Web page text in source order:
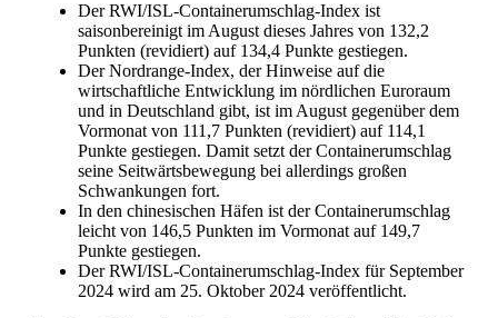
Der RWI/ISL-Containerumschlag-Index ist
saisonbereinigt im August dieses Jahres von 132,2
Punkten (revidiert) auf 134,4 Punkte gestiegen.
Der Nordrange-Index, der Hinweise auf die
wirtschaftliche Entwicklung im nördlichen Euroraum
und in Deutschland gibt, ist im August gegenüber dem
Vormonat von 111,7 Punkten (revidiert) auf 114,1
Punkte gestiegen. Damit setzt der Containerumschlag
seine Seitwärtsbewegung bei allerdings großen
Schwankungen fort.
In den chinesischen Häfen ist der Containerumschlag
leicht von 146,5 Punkten im Vormonat auf 149,7
Punkte gestiegen.
Der RWI/ISL-Containerumschlag-Index für September
2024 wird am 25. Oktober 2024 veröffentlicht.